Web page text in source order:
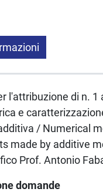
l'attribuzione di n.
e
/ Numerical
made by additive
Prof. Antonio
domande